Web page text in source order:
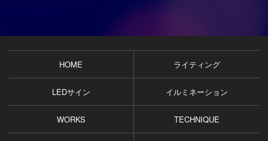
HOME ライティング
LEDサイン イルミネーション
WORKS TECHNIQUE